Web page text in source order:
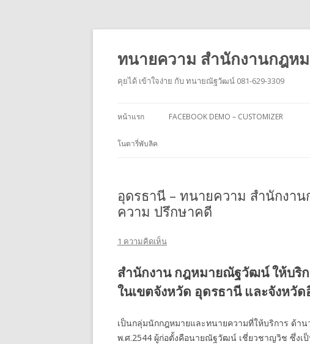
ทนายความ สำนักงานกฎห
คุยได้ เข้าใจง่าย กับ ทนายณัฐวัฒน์ 081-629-3309
หน้าแรก FACEBOOK DEMO – CUSTOMIZER
โนตารี่พับลิค
อุดรธานี – ทนายความ สำนักงา
ความ ปรึกษาคดี
1 ความคิดเห็น
สำนักงาน กฎหมายณัฐวัฒน์ ให้บริ
ในเขตจังหวัด อุดรธานี และจังหวัด
เป็นกลุ่มนักกฎหมายและทนายความที่ให้บริการ ด้า
พ.ศ.2544 ผู้ก่อตั้งคือนายณัฐวัฒน์ เชี่ยวชาญวิช ซึ่ง